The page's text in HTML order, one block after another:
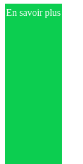
En savoir plus